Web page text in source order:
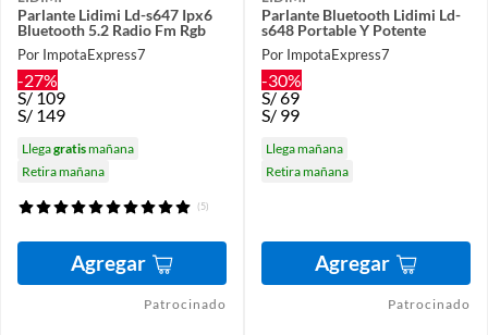
Parlante Lidimi Ld-s647 Ipx6
Bluetooth 5.2 Radio Fm Rgb
Por ImpotaExpress7
-27%
S/109
S/ 149
Llegagratismañana
Retira mañana
(5)
Agregar
Patrocinado
Parlante Bluetooth Lidimi Ld-
s648 Portable Y Potente
Por ImpotaExpress7
-30%
S/69
S/ 99
Llega mañana
Retira mañana
Agregar
Patrocinado